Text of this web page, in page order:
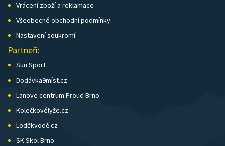
Vrácení zboží a reklamace
Všeobecné obchodní podmínky
Nastavení soukromí
Partneři:
Sun Sport
Dodávka9míst.cz
Lanove centrum Proud Brno
Kolečkovélyže.cz
Loděkvodě.cz
SK Skol Brno